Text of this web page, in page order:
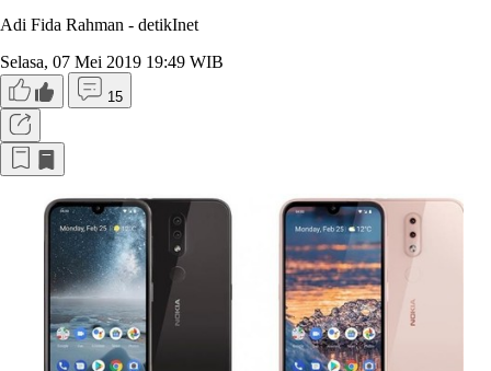
Adi Fida Rahman - detikInet
Selasa, 07 Mei 2019 19:49 WIB
15